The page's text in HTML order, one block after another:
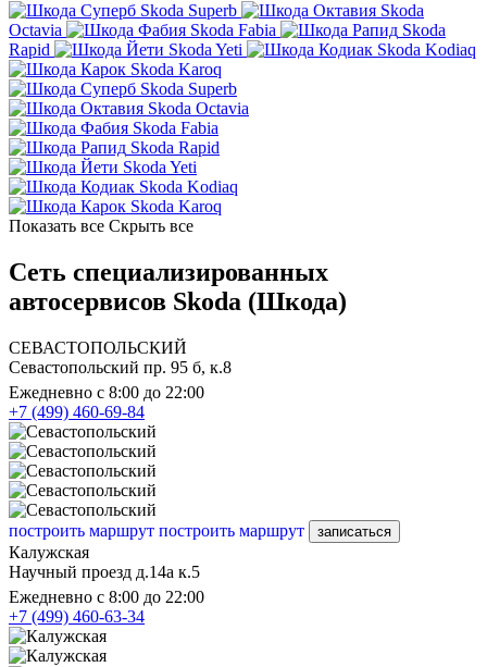
Skoda Superb
Skoda
Octavia
Skoda Fabia
Skoda
Rapid
Skoda Yeti
Skoda Kodiaq
Skoda Karoq
Skoda Superb
Skoda Octavia
Skoda Fabia
Skoda Rapid
Skoda Yeti
Skoda Kodiaq
Skoda Karoq
Показать все Скрыть все
Сеть специализированных
автосервисов Skoda (Шкода)
СЕВАСТОПОЛЬСКИЙ
Севастопольский пр. 95 б, к.8
Ежедневно с 8:00 до 22:00
+7 (499) 460-69-84
построить маршрут построить маршрут записаться
Калужская
Научный проезд д.14а к.5
Ежедневно с 8:00 до 22:00
+7 (499) 460-63-34